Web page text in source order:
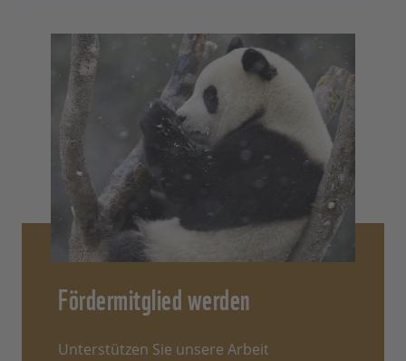
Fördermitglied werden
Unterstützen Sie unsere Arbeit